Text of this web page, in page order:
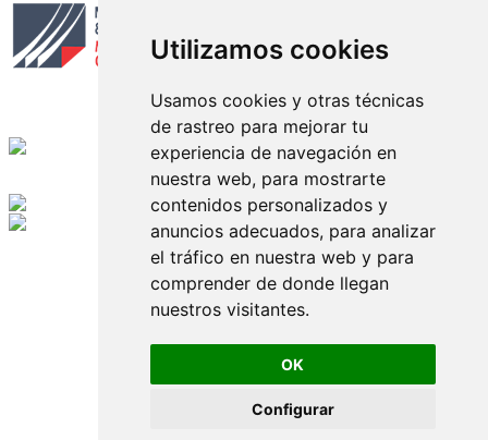
Utilizamos cookies
Usamos cookies y otras técnicas
de rastreo para mejorar tu
experiencia de navegación en
nuestra web, para mostrarte
contenidos personalizados y
anuncios adecuados, para analizar
el tráfico en nuestra web y para
comprender de donde llegan
nuestros visitantes.
OK
Configurar
Edición digital con tecnología
Playa Revolcadero 222 Col. Reforma Iztaccihuatl Norte C.P. 08810
CIUDAD DE MEXICO
Conmutador CIUDAD DE MEXICO (+52) 555 740 4476, 555 740
© 2000-2026 BURO DE MERCADOTECNIA DEL CENTRO,
S.A. Todos los derechos reservados
Todos los nombres, marcas, logotipos, productos e imagenes
mencionados son propiedad de sus respectivos dueños
Prohibida la reproducción total o parcial de los contenidos aqui
publicados incluyendo cualquier medio electrónico o magnético